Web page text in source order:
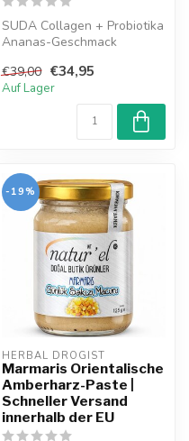
SUDA Collagen + Probiotika
Ananas-Geschmack
Ihre Haut...
€39,00 €34,95
Auf Lager
-19%
HERBAL DROGIST
Marmaris Orientalische
Amberharz-Paste |
Schneller Versand
innerhalb der EU